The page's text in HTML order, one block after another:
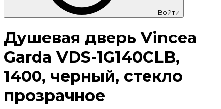
Войти
Душевая дверь Vincea
Garda VDS-1G140CLB,
1400, черный, стекло
прозрачное